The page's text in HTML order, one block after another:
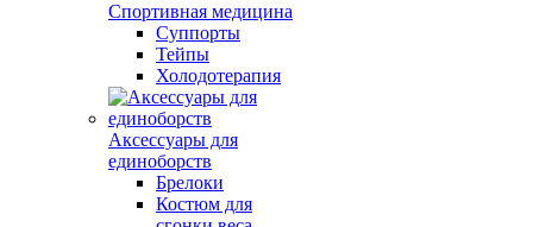
Спортивная медицина
Суппорты
Тейпы
Холодотерапия
Аксессуары для
единоборств
Брелоки
Костюм для